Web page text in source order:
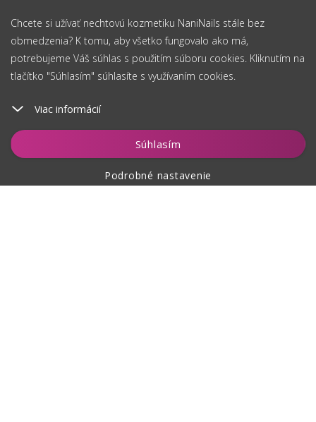
Chcete si užívať nechtovú kozmetiku NaniNails stále bez
obmedzenia? K tomu, aby všetko fungovalo ako má,
potrebujeme Váš súhlas s použitím súboru cookies. Kliknutím na
tlačítko "Súhlasím" súhlasíte s využívaním cookies.
Viac informácií
Súhlasím
Podrobné nastavenie
Vložiť do košíka